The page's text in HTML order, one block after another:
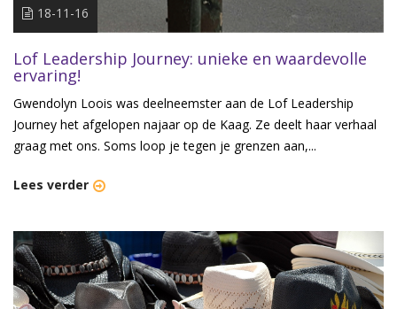
18-11-16
Lof Leadership Journey: unieke en waardevolle
ervaring!
Gwendolyn Loois was deelneemster aan de Lof Leadership
Journey het afgelopen najaar op de Kaag. Ze deelt haar verhaal
graag met ons. Soms loop je tegen je grenzen aan,...
Lees verder